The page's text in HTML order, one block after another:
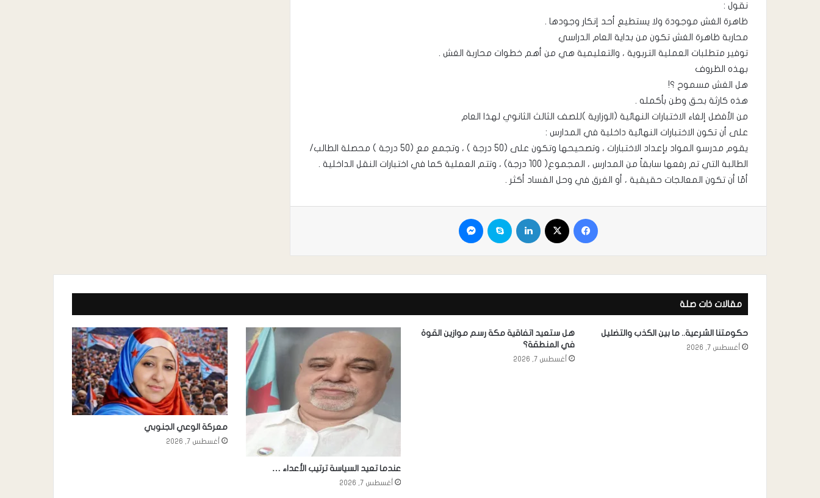
نقول :
ظاهرة الغش موجودة ولا يستطيع أحد إنكار وجودها .
محاربة ظاهرة الغش تكون من بداية العام الدراسي
توفير متطلبات العملية التربوية ، والتعليمية هي من أهم خطوات محاربة الغش .
بهذه الظروف
هل الغش مسموح ؟!
هذه كارثة بحق وطن بأكمله .
من الأفضل إلغاء الاختبارات النهائية (الوزارية )للصف الثالث الثانوي لهذا العام
على أن تكون الاختبارات النهائية داخلية في المدارس :
يقوم مدرسو المواد بإعداد الاختبارات ، وتصحيحها وتكون على (50 درجة ) ، وتجمع مع (50 درجة ) محصلة الطالب/
الطالبة التي تم رفعها سابقاً من المدارس ، المجموع( 100 درجة) ، وتتم العملية كما في اختبارات النقل الداخلية .
أمّا أن تكون المعالجات حقيقية ، أو الغرق في وحل الفساد أكثر .
مقالات ذات صلة
حكومتنا الشرعية.. ما بين الكذب والتضليل
أغسطس 7, 2026
هل ستعيد اتفاقية مكة رسم موازين القوة
في المنطقة؟
أغسطس 7, 2026
عندما تعيد السياسة ترتيب الأعداء …
أغسطس 7, 2026
معركة الوعي الجنوبي
أغسطس 7, 2026